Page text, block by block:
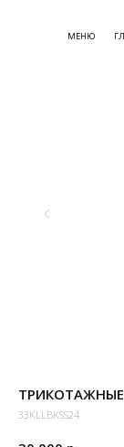
МЕНЮ
33KLLBKSS24